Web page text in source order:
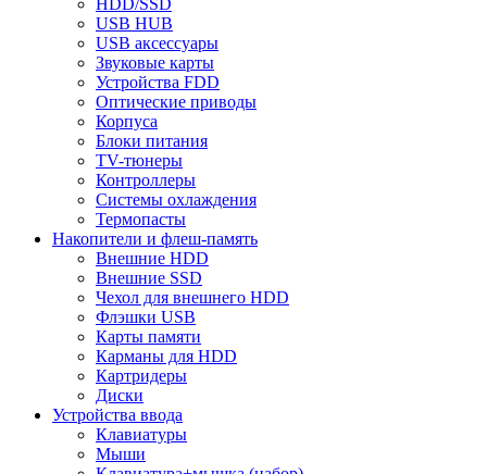
HDD/SSD
USB HUB
USB аксессуары
Звуковые карты
Устройства FDD
Оптические приводы
Корпуса
Блоки питания
TV-тюнеры
Контроллеры
Системы охлаждения
Термопасты
Накопители и флеш-память
Внешние HDD
Внешние SSD
Чехол для внешнего HDD
Флэшки USB
Карты памяти
Карманы для HDD
Картридеры
Диски
Устройства ввода
Клавиатуры
Мыши